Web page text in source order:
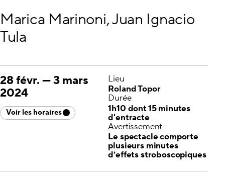
Marica Marinoni, Juan Ignacio
Tula
28 févr. —3 mars
2024
Voir les horaires
Lieu
Roland Topor
Durée
1h10 dont 15 minutes
d'entracte
Avertissement
Le spectacle comporte
plusieurs minutes
d’effets stroboscopiques